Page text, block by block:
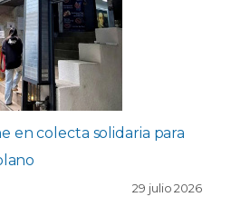
en colecta solidaria para
29 julio 2026